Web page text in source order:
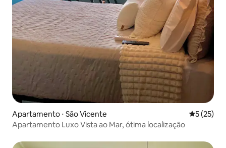
Apartamento ⋅ São Vicente 5 de uma
5 (25)
Apartamento Luxo Vista ao Mar, ótima localização